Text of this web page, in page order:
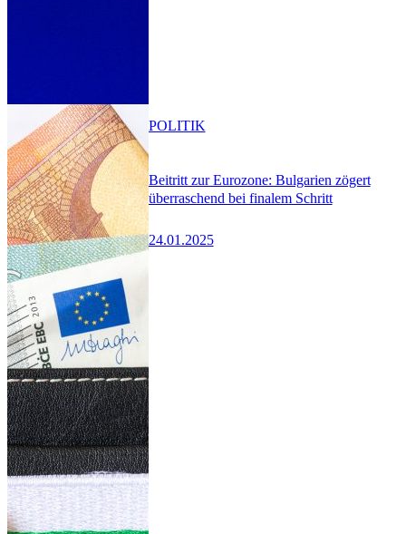
Beitritt zur Eurozone: Bulgarien zögert
überraschend bei finalem Schritt
24.01.2025
POLITIK